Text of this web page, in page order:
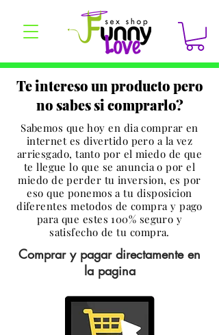
Te intereso un producto pero
no sabes si comprarlo?
Sabemos que hoy en dia comprar en
internet es divertido pero a la vez
arriesgado, tanto por el miedo de que
te llegue lo que se anuncia o por el
miedo de perder tu inversion, es por
eso que ponemos a tu disposicion
diferentes metodos de compra y pago
para que estes 100% seguro y
satisfecho de tu compra.
Comprar y pagar directamente en
la pagina